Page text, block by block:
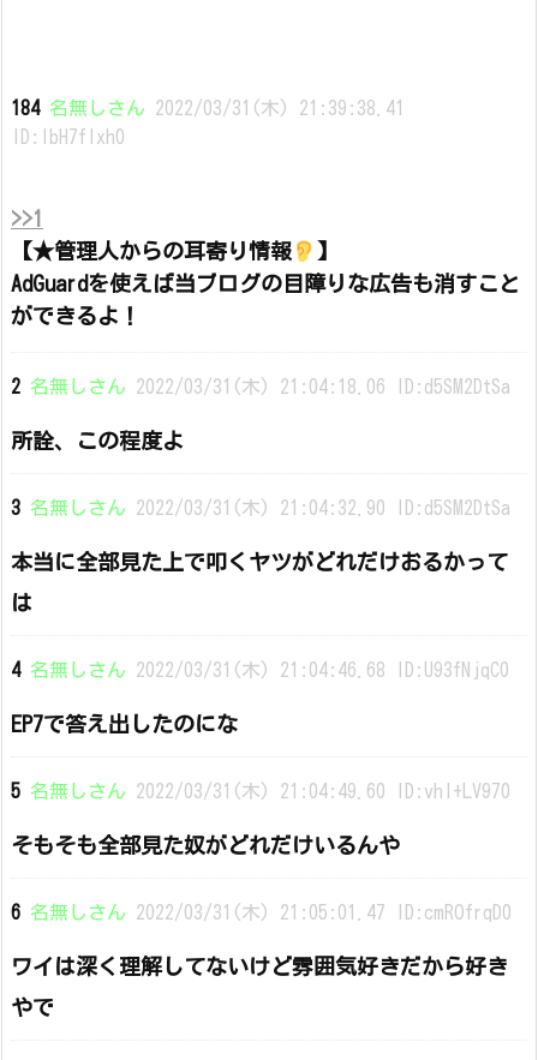
184 名無しさん 2022/03/31(木) 21:39:38.41
ID:lbH7flxh0
>>1
【★管理人からの耳寄り情報
】
AdGuardを使えば当ブログの目障りな広告も消すこと
ができるよ！
2 名無しさん 2022/03/31(木) 21:04:18.06 ID:d5SM2DtSa
所詮、この程度よ
3 名無しさん 2022/03/31(木) 21:04:32.90 ID:d5SM2DtSa
本当に全部見た上で叩くヤツがどれだけおるかって
は
4 名無しさん 2022/03/31(木) 21:04:46.68 ID:U93fNjqC0
EP7で答え出したのにな
5 名無しさん 2022/03/31(木) 21:04:49.60 ID:vhI+LV970
そもそも全部見た奴がどれだけいるんや
6 名無しさん 2022/03/31(木) 21:05:01.47 ID:cmROfrqD0
ワイは深く理解してないけど雰囲気好きだから好き
やで